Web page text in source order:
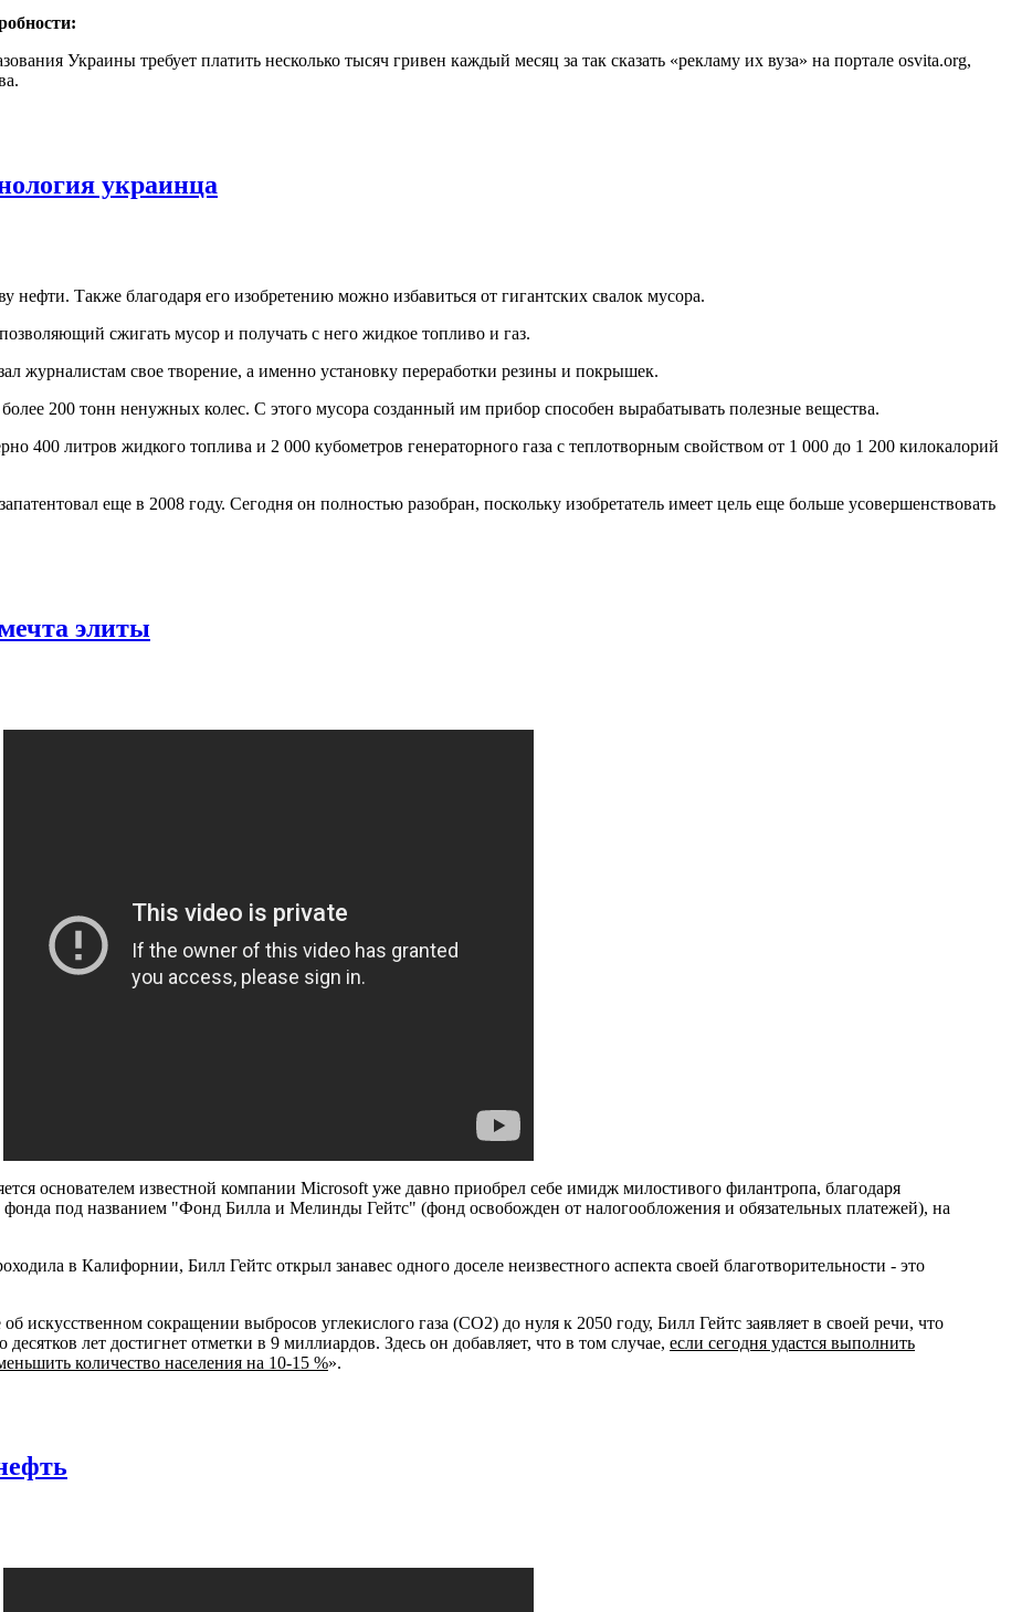
Украины требует платить несколько тысяч гривен каждый месяц за так сказать «рекламу их вуза» на портале osvita.org,
украинца
Также благодаря его изобретению можно избавиться от гигантских свалок мусора.
сжигать мусор и получать с него жидкое топливо и газ.
журналистам свое творение, а именно установку переработки резины и покрышек.
200 тонн ненужных колес. С этого мусора созданный им прибор способен вырабатывать полезные вещества.
400 литров жидкого топлива и 2 000 кубометров генераторного газа с теплотворным свойством от 1 000 до 1 200 килокалорий
еще в 2008 году. Сегодня он полностью разобран, поскольку изобретатель имеет цель еще больше усовершенствовать
элиты
основателем известной компании Microsoft уже давно приобрел себе имидж милостивого филантропа, благодаря
под названием "Фонд Билла и Мелинды Гейтс" (фонд освобожден от налогообложения и обязательных платежей), на
в Калифорнии, Билл Гейтс открыл занавес одного доселе неизвестного аспекта своей благотворительности - это
искусственном сокращении выбросов углекислого газа (СО2) до нуля к 2050 году, Билл Гейтс заявляет в своей речи, что
лет достигнет отметки в 9 миллиардов. Здесь он добавляет, что в том случае, если сегодня удастся выполнить
количество населения на 10-15 %».